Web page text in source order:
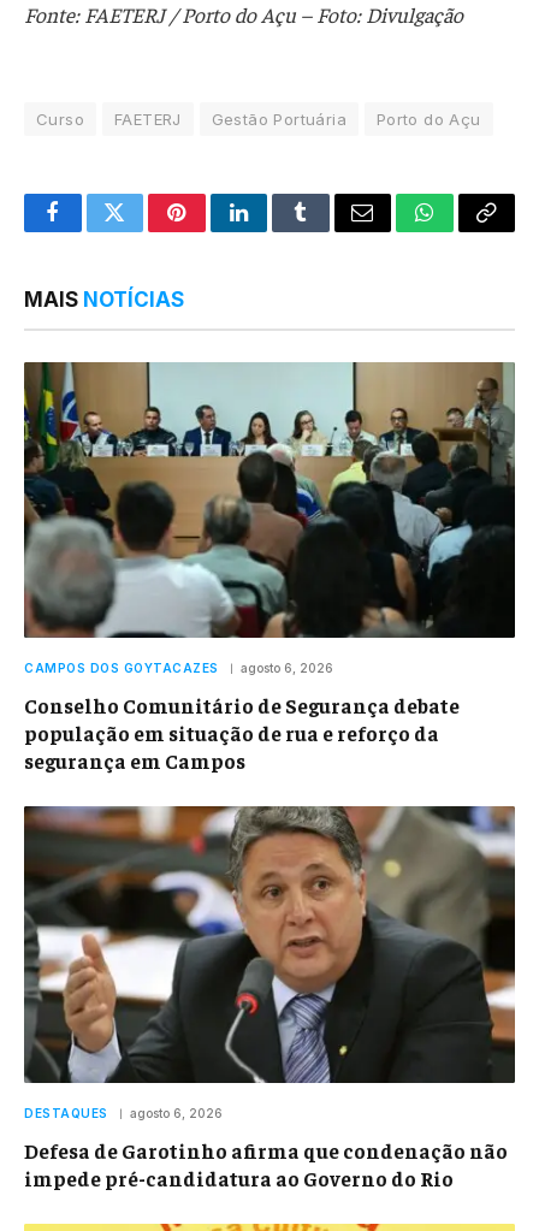
Fonte: FAETERJ / Porto do Açu – Foto: Divulgação
Curso FAETERJ Gestão Portuária Porto do Açu
FacebookTwitterPinterestLinkedInTumblrEmail WhatsApp
Copy
MAIS NOTÍCIAS
CAMPOS DOS GOYTACAZES agosto 6, 2026
Conselho Comunitário de Segurança debate
população em situação de rua e reforço da
segurança em Campos
DESTAQUES agosto 6, 2026
Defesa de Garotinho afirma que condenação não
impede pré-candidatura ao Governo do Rio